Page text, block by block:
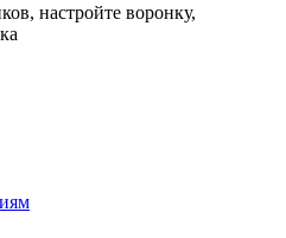
настройте воронку,